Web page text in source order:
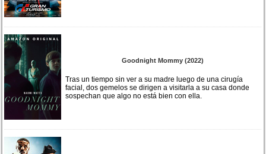
Goodnight Mommy (2022)
Tras un tiempo sin ver a su madre luego de una cirugía
facial, dos gemelos se dirigen a visitarla a su casa donde
sospechan que algo no está bien con ella.